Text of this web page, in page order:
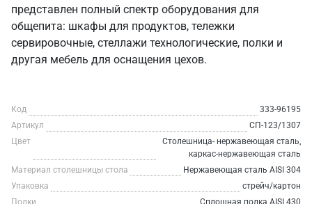
представлен полный спектр оборудования для
общепита: шкафы для продуктов, тележки
сервировочные, стеллажи технологические, полки и
другая мебель для оснащения цехов.
Код
333-96195
Артикул
СП-123/1307
Цвет
Столешница- нержавеющая сталь,
каркас-нержавеющая сталь
Материал столешницы стола
Нержавеющая сталь AISI 304
Упаковка
стрейч/картон
Полки
Сплошная полка AISI 430